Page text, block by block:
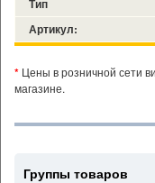
Тип
Артикул:
* Цены в розничной сети
магазине.
Группы товаров